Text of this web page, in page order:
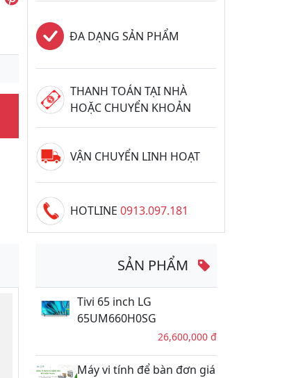
ĐA DẠNG SẢN PHẨM
THANH TOÁN TẠI NHÀ
HOẶC CHUYỂN KHOẢN
VẬN CHUYỂN LINH HOẠT
HOTLINE 0913.097.181
SẢN PHẨM
Tivi 65 inch LG
65UM660H0SG
26,600,000 đ
Máy vi tính để bàn đơn giá